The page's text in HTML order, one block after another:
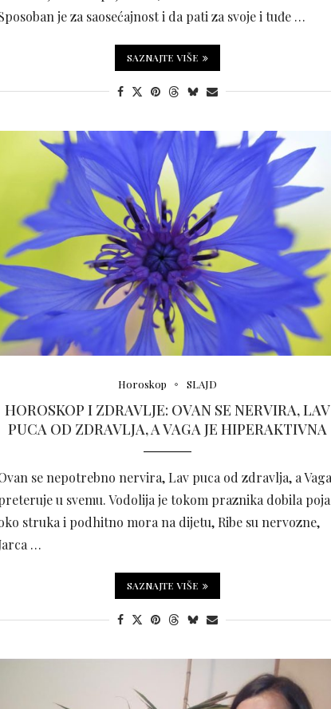
je za saosećajnost i da pati za svoje i tuđe …
SAZNAJTE VIŠE
Horoskop SLAJD
HOROSKOP I ZDRAVLJE: OVAN SE NERVIRA, LAV
PUCA OD ZDRAVLJA, A VAGA JE HIPERAKTIVNA
se nepotrebno nervira, Lav puca od zdravlja, a Vaga
u svemu. Vodolija je tokom praznika dobila
struka i podhitno mora na dijetu, Ribe su nervozne,
…
SAZNAJTE VIŠE